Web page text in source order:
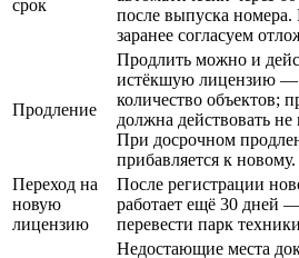
срок
после выпуска
заранее согласуем
Продление
Продлить можно и
истёкшую лицензию —
количество объектов;
должна действовать
При досрочном
прибавляется к новому.
Переход на
новую
лицензию
После регистрации
работает ещё 30 дней
перевести парк
Недостающие места